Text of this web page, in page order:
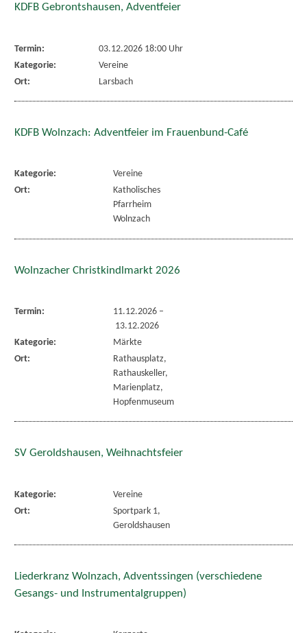
KDFB Gebrontshausen, Adventfeier
Termin:
03.12.2026 18:00 Uhr
Kategorie:
Vereine
Ort:
Larsbach
KDFB Wolnzach: Adventfeier im Frauenbund-Café
Kategorie:
Vereine
Ort:
Katholisches
Pfarrheim
Wolnzach
Wolnzacher Christkindlmarkt 2026
Termin: 11.12.2026–
13.12.2026
Kategorie:
Märkte
Ort:
Rathausplatz,
Rathauskeller,
Marienplatz,
Hopfenmuseum
SV Geroldshausen, Weihnachtsfeier
Kategorie:
Vereine
Ort:
Sportpark 1,
Geroldshausen
Liederkranz Wolnzach, Adventssingen (verschiedene
Gesangs- und Instrumentalgruppen)